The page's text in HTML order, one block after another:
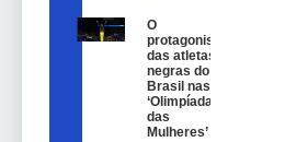
O
protagonismo
das atletas
negras do
Brasil nas
‘Olimpíadas
das
Mulheres’